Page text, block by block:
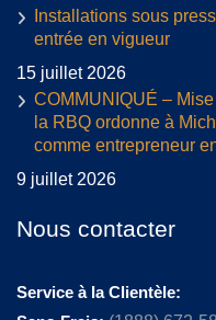
Installations sous
entrée en vigueur
15 juillet 2026
COMMUNIQUÉ –
la RBQ ordonne à
comme entrepreneur
9 juillet 2026
Nous contacter
Service à la Clientèle: